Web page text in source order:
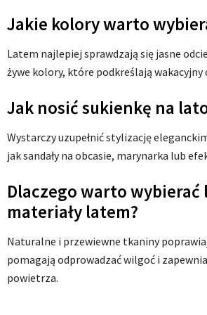
Jakie kolory warto
Latem najlepiej sprawdzają się jasne
żywe kolory, które podkreślają
Jak nosić sukienkę na
Wystarczy uzupełnić stylizację
jak sandały na obcasie, marynarka lub
Dlaczego warto wybierać
materiały latem?
Naturalne i przewiewne tkaniny
pomagają odprowadzać wilgoć i
powietrza.